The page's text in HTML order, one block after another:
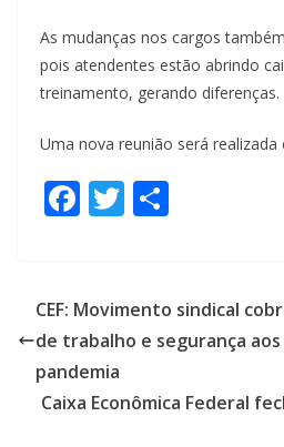
As mudanças nos cargos
pois atendentes estão abrindo
treinamento, gerando diferenças.
Uma nova reunião será realizada
F
b
o
o
k
T
er e
CEF: Movimento sindical
de trabalho e segurança
pandemia
Caixa Econômica Federal